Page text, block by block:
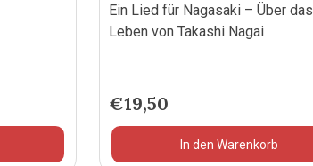
Ein Lied für Nagasaki – Über das
Leben von Takashi Nagai
€19,50
In den Warenkorb